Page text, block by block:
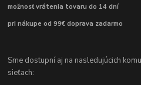
možnosť vrátenia tovaru do 14 dní
pri nákupe od 99€ doprava zadarmo
Sme dostupní aj na nasledujúcich
sieťach: